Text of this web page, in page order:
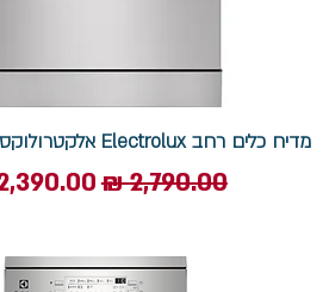
מדיח כלים רחב Electrolux אלקטרולוקס ESA47200SX
מחיר רגיל‏2,790.00 ‏₪ מחיר